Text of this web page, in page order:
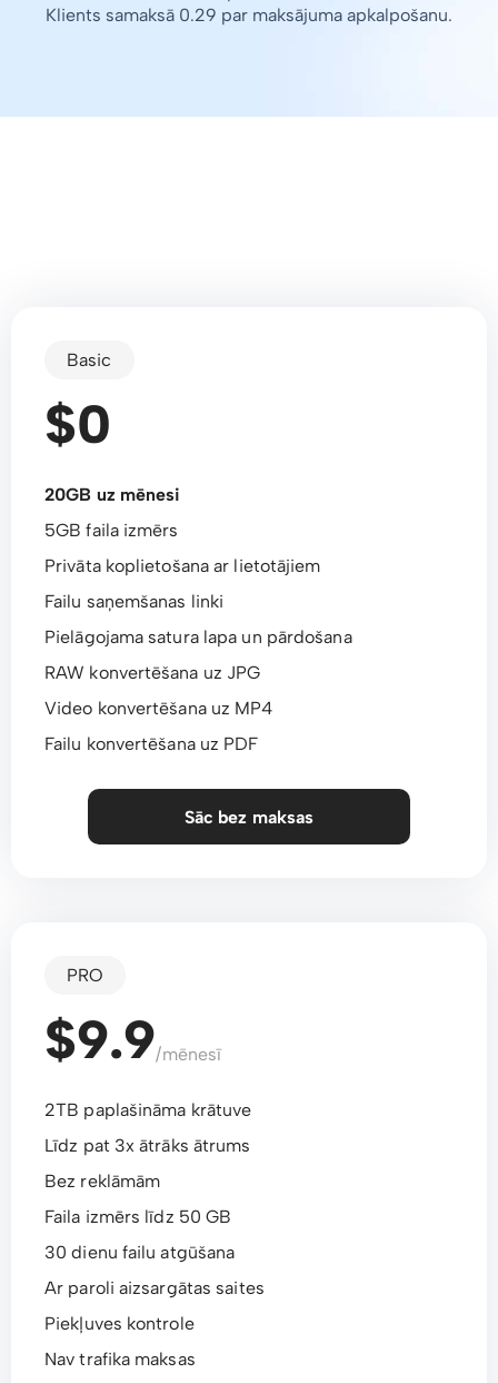
Klients samaksā 0.29 par maksājuma apkalpošanu.
Basic
$0
20GB uz mēnesi
5GB faila izmērs
Privāta koplietošana ar lietotājiem
Failu saņemšanas linki
Pielāgojama satura lapa un pārdošana
RAW konvertēšana uz JPG
Video konvertēšana uz MP4
Failu konvertēšana uz PDF
Sāc bez maksas
PRO
$9.9/mēnesī
2TB paplašināma krātuve
Līdz pat 3x ātrāks ātrums
Bez reklāmām
Faila izmērs līdz 50 GB
30 dienu failu atgūšana
Ar paroli aizsargātas saites
Piekļuves kontrole
Nav trafika maksas